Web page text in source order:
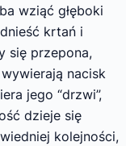
wziąć głęboki
krtań i
się przepona,
nacisk
jego “drzwi”,
dzieje się
kolejności,